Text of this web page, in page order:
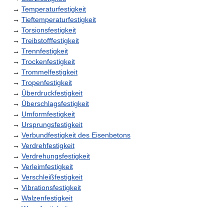
→ Temperaturfestigkeit
→ Tieftemperaturfestigkeit
→ Torsionsfestigkeit
→ Treibstofffestigkeit
→ Trennfestigkeit
→ Trockenfestigkeit
→ Trommelfestigkeit
→ Tropenfestigkeit
→ Überdruckfestigkeit
→ Überschlagsfestigkeit
→ Umformfestigkeit
→ Ursprungsfestigkeit
→ Verbundfestigkeit des Eisenbetons
→ Verdrehfestigkeit
→ Verdrehungsfestigkeit
→ Verleimfestigkeit
→ Verschleißfestigkeit
→ Vibrationsfestigkeit
→ Walzenfestigkeit